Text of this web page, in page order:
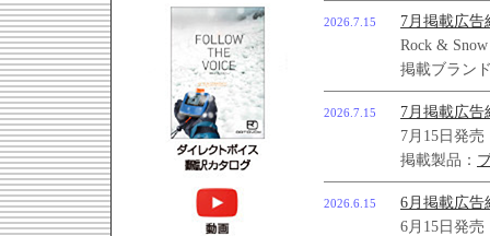
2026.7.15
7月掲載広告
Rock &
掲載ブラン
2026.7.15
7月掲載広告
7月15日発
掲載製品：
2026.6.15
6月掲載広告
6月15日発